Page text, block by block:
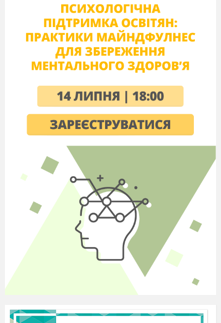
Реклама уроку
Довідка:
реклама – об’ява, плакат,
повідомлення, розповсюдження відомостей
про щось.
Яким ви б хотіли, щоб був урок? (
повчальним, цікавим, корисним)
року…
Відгадайте, якій?
Сумно в гаях блукає,
Жовті шати одягає.
Золотисту стелить постіль –
Жде сестрицю білу в гості.
Мовна розминка
Скоромовка
В темних сінях
день осінній
Пахне сіном і насінням.
Словникова робота
Брами
Пакував чемодан (збирав, складав)